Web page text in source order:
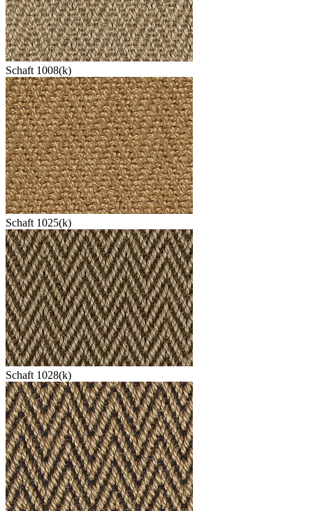
Schaft 1008(k)
Schaft 1025(k)
Schaft 1028(k)